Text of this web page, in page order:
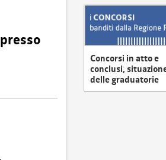
Concorsi in atto e
conclusi,
delle graduatorie